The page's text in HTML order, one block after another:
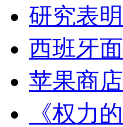
研究表
西班牙
苹果商
《权力